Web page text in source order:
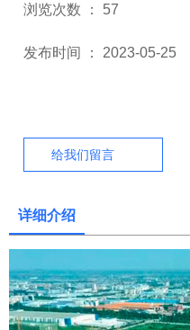
浏览次数 ： 57
发布时间 ： 2023-05-25
给我们留言
详细介绍